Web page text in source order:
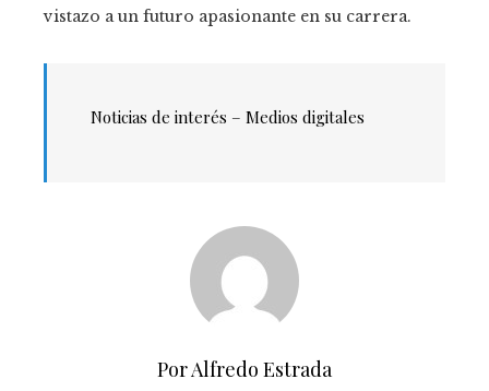
vistazo a un futuro apasionante en su carrera.
Noticias de interés – Medios digitales
Por Alfredo Estrada